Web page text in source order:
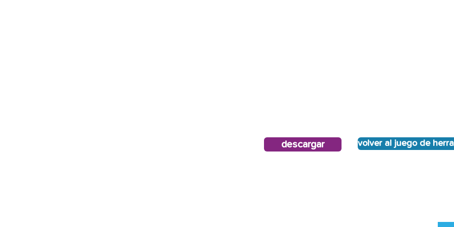
descargar volver al juego de